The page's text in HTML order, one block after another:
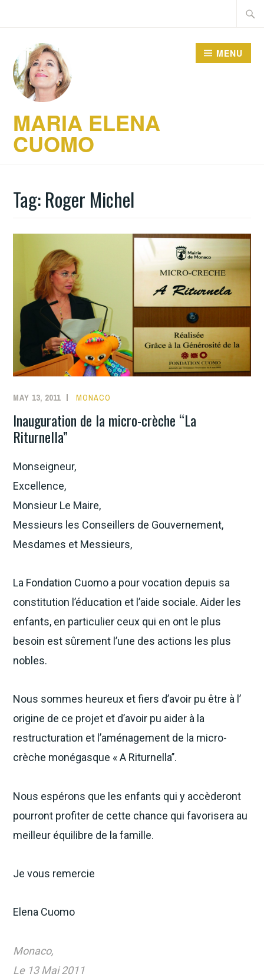
MARIA ELENA
CUOMO
MENU
Tag:Roger Michel
MAY 13, 2011 MONACO
Inauguration de la micro-crèche “La
Riturnella”
Monseigneur,
Excellence,
Monsieur Le Maire,
Messieurs les Conseillers de Gouvernement,
Mesdames et Messieurs,
La Fondation Cuomo a pour vocation depuis sa
constitution l’éducation et l’aide sociale. Aider les
enfants, en particulier ceux qui en ont le plus
besoin est sûrement l’une des actions les plus
nobles.
Nous sommes heureux et fiers d’avoir pu être à l’
origine de ce projet et d’avoir pu aider à la
restructuration et l’aménagement de la micro-
crèche monégasque « A Riturnella’’.
Nous espérons que les enfants qui y accèderont
pourront profiter de cette chance qui favorisera au
meilleur équilibre de la famille.
Je vous remercie
Elena Cuomo
Monaco,
Le 13 Mai 2011